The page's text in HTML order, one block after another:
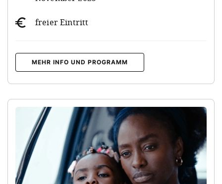
freier Eintritt
MEHR INFO UND PROGRAMM